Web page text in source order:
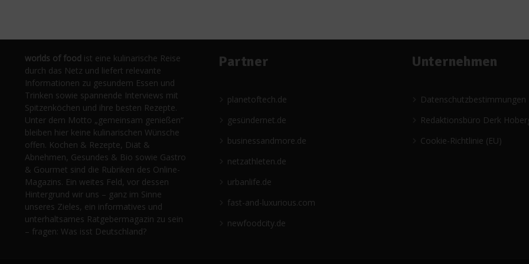
worlds of food ist eine kulinarische Reise
durch das Netz und liefert relevante
Informationen zu gesundem Essen und
Trinken sowie spannende Interviews mit
Spitzenköchen und ihre besten Rezepte.
Unter dem Motto „gemeinsam genießen“
bleiben hier keine kulinarischen Wünsche
offen. Kochen & Rezepte, Diät &
Abnehmen, Gesundes & Bio sowie Gastro
& Gourmet sind die Rubriken des Online-
Magazins. Ein weites Feld, vor dessen
Hintergrund wir uns – ganz im Sinne
unseres Zieles, ein informatives und
unterhaltsames Ratgebermagazin zu sein
– fragen: Was isst Deutschland?
Partner
planetoftech.de
gesündernet.de
businessandmore.de
netzathleten.de
urbanlife.de
fast-and-luxurious.com
newfoodcity.de
Unternehmen
Datenschutzbestimmungen
Redaktionsbüro Derk
Cookie-Richtlinie (EU)